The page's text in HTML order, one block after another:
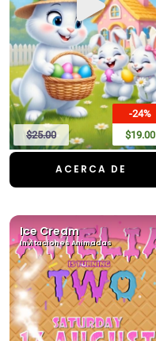
-24%
$19.00
$25.00
ACERCA DE
Ice Cream
Invitaciones Animadas